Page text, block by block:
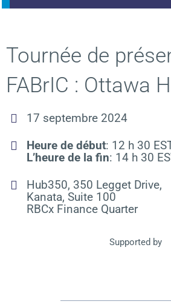
Tournée de
FABrIC : Ottawa
17 septembre 2024
Heure de début: 12 h 30
L’heure de la fin: 14 h 30
Hub350, 350 Legget Drive,
Kanata, Suite 100
RBCx Finance Quarter
Supported by